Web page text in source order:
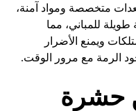
متخصصة ومواد آمنة،
للمباني، مما
ويمنع الأضرار
الرمة مع مرور الوقت.
حشرة